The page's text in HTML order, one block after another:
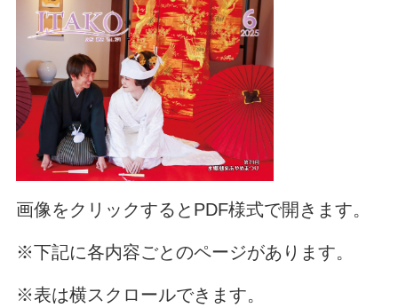
画像をクリックするとPDF様式で開きます。
※下記に各内容ごとのページがあります。
※表は横スクロールできます。